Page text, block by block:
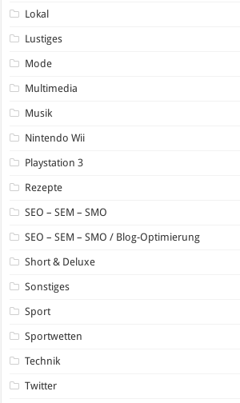
Lokal
Lustiges
Mode
Multimedia
Musik
Nintendo Wii
Playstation 3
Rezepte
SEO – SEM – SMO
SEO – SEM – SMO / Blog-Optimierung
Short & Deluxe
Sonstiges
Sport
Sportwetten
Technik
Twitter